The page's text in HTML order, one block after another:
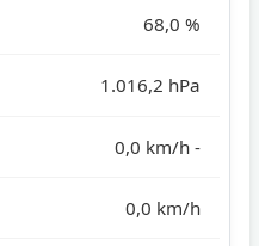
68,0 %
1.016,2 hPa
0,0 km/h -
0,0 km/h